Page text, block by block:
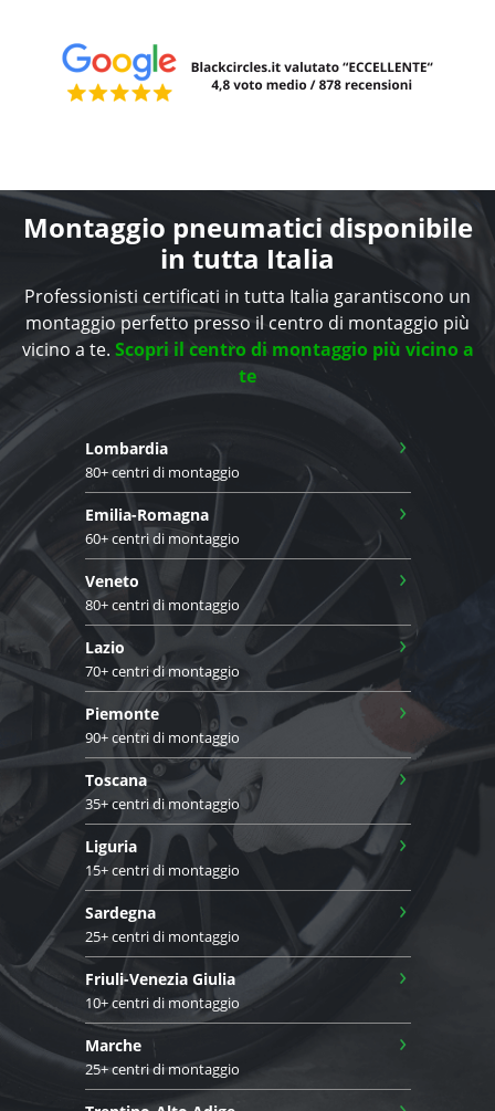
Montaggio pneumatici disponibile
in tutta Italia
Professionisti certificati in tutta Italia garantiscono un
montaggio perfetto presso il centro di montaggio più
vicino a te. Scopri il centro di montaggio più vicino a
te
Lombardia
80+ centri di montaggio
›
Emilia-Romagna
60+ centri di montaggio
›
Veneto
80+ centri di montaggio
›
Lazio
70+ centri di montaggio
›
Piemonte
90+ centri di montaggio
›
Toscana
35+ centri di montaggio
›
Liguria
15+ centri di montaggio
›
Sardegna
25+ centri di montaggio
›
Friuli-Venezia Giulia
10+ centri di montaggio
›
Marche
25+ centri di montaggio
›